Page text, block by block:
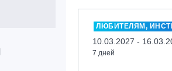
ЛЮБИТЕЛЯМ,
10.03.2027 -
7 дней